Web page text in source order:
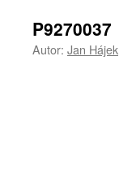
P9270037
Autor: Jan Hájek